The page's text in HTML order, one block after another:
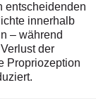
entscheidenden
innerhalb
– während
der
Propriozeption